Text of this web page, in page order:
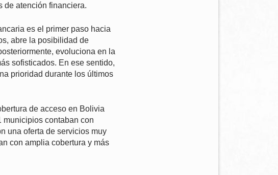
de atención financiera.
es el primer paso hacia
abre la posibilidad de
evoluciona en la
sofisticados. En ese sentido,
prioridad durante los últimos
de acceso en Bolivia
municipios contaban con
una oferta de servicios muy
con amplia cobertura y más